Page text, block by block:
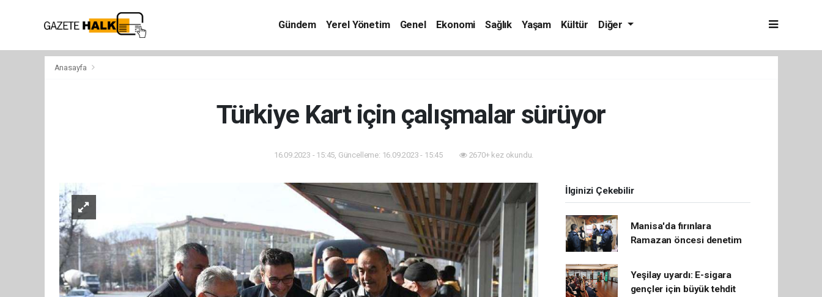
Gündem Yerel Yönetim Genel Ekonomi Sağlık Yaşam Kültür Diğer
Anasayfa
Türkiye Kart için çalışmalar sürüyor
16.09.2023 - 15:45, Güncelleme: 16.09.2023 - 15:45 2670+ kez okundu.
İlginizi Çekebilir
Manisa'da fırınlara
Ramazan öncesi denetim
Yeşilay uyardı: E-sigara
gençler için büyük tehdit